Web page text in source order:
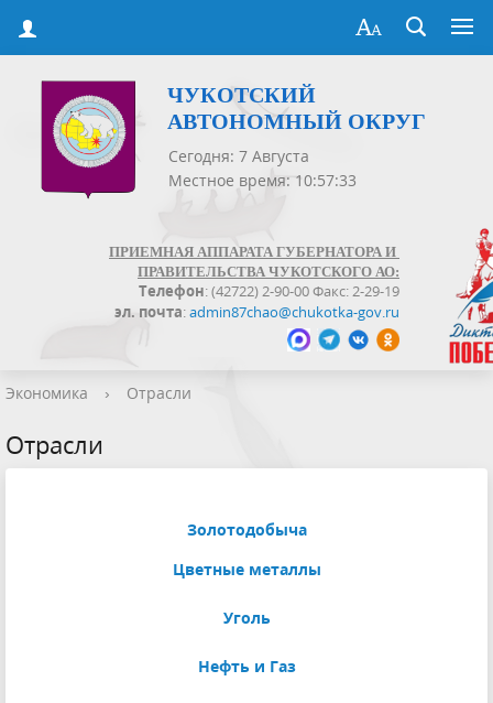
ЧУКОТСКИЙ
АВТОНОМНЫЙ ОКРУГ
Сегодня: 7 Августа
Местное время: 10:57:33
ПРИЕМНАЯ АППАРАТА ГУБЕРНАТОРА И
ПРАВИТЕЛЬСТВА ЧУКОТСКОГО АО:
Телефон: (42722) 2-90-00 Факс: 2-29-19
эл. почта:admin87chao@chukotka-gov.ru
Экономика › Отрасли
Отрасли
Золотодобыча
Цветные металлы
Уголь
Нефть и Газ